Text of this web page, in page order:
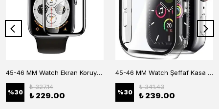
45-46 MM Watch Ekran Koruyucu
%30
₺ 327.14
₺ 229.00
45-46 MM Watch Şeffaf Kasa Koruyucu
%30
₺ 341.43
₺ 239.00